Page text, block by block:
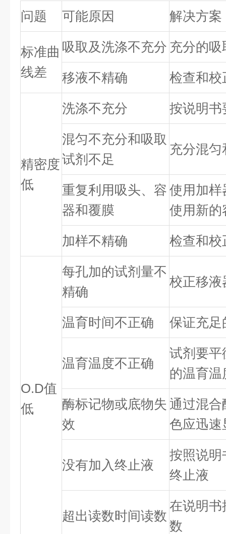
问题 可能原因 解决方案
标准曲
线差
吸取及洗涤不充分 充分的
移液不精确 检查和校
精密度
低
洗涤不充分 按说明书
混匀不充分和吸取
试剂不足
充分混
重复利用吸头、容
器和覆膜
使用加样
使用新的
加样不精确 检查和校
O.D值
低
每孔加的试剂量不
精确
校正移液
温育时间不正确 保证充足
温育温度不正确
试剂要平
的温育温
酶标记物或底物失
效
通过混
色应迅速
没有加入终止液
按照说明
终止液
超出读数时间读数
在说明书
数